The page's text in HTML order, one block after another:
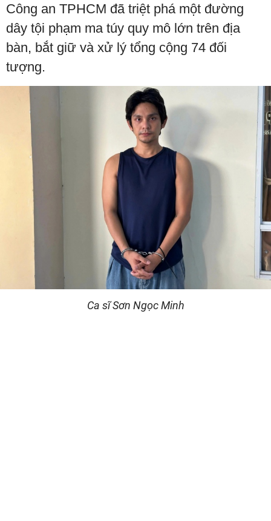
Công an TPHCM đã triệt phá một đường
dây tội phạm ma túy quy mô lớn trên địa
bàn, bắt giữ và xử lý tổng cộng 74 đối
tượng.
Ca sĩ Sơn Ngọc Minh